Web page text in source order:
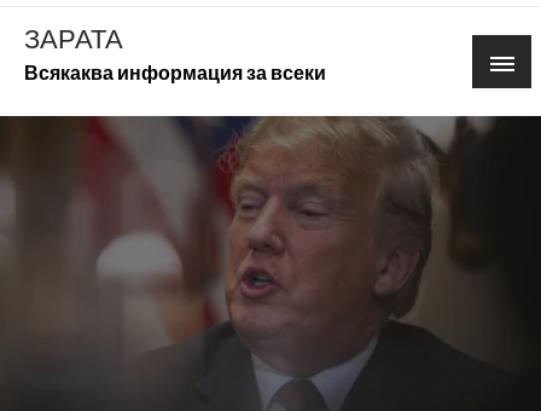
Skip
content
ЗАРАТА
Всякаква информация за всеки